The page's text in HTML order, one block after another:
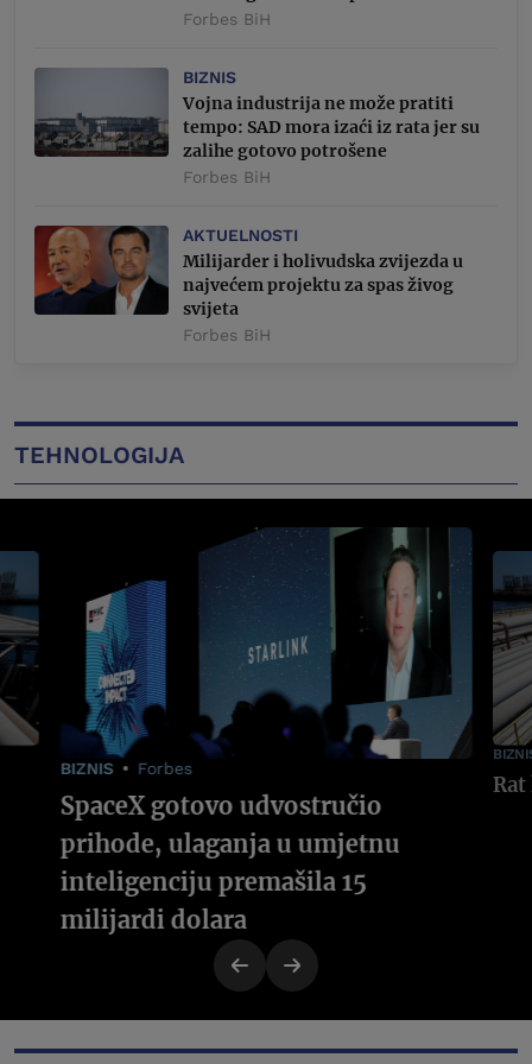
Forbes BiH
BIZNIS
Vojna industrija ne može pratiti
tempo: SAD mora izaći iz rata jer su
zalihe gotovo potrošene
Forbes BiH
AKTUELNOSTI
Milijarder i holivudska zvijezda u
najvećem projektu za spas živog
svijeta
Forbes BiH
TEHNOLOGIJA
BIZNIS Forbes
SpaceX gotovo udvostručio
prihode, ulaganja u umjetnu
inteligenciju premašila 15
milijardi dolara